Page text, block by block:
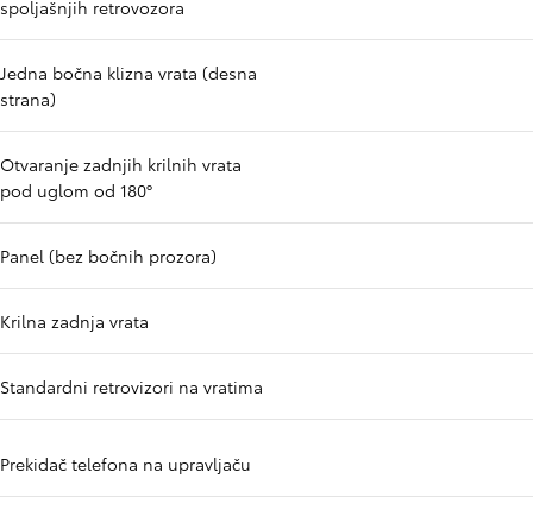
spoljašnjih retrovozora
Jedna bočna klizna vrata (desna
strana)
Otvaranje zadnjih krilnih vrata
pod uglom od 180°
Panel (bez bočnih prozora)
Krilna zadnja vrata
Standardni retrovizori na vratima
Prekidač telefona na upravljaču